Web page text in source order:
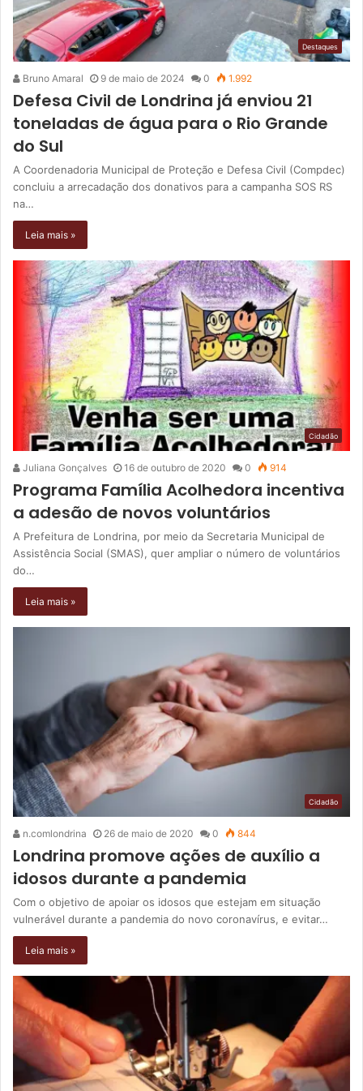
Destaques
Bruno Amaral 9 de maio de 2024 0 1.992
Defesa Civil de Londrina já enviou 21
toneladas de água para o Rio Grande
do Sul
A Coordenadoria Municipal de Proteção e Defesa Civil (Compdec)
concluiu a arrecadação dos donativos para a campanha SOS RS
na…
Leia mais »
Cidadão
Juliana Gonçalves 16 de outubro de 2020 0 914
Programa Família Acolhedora incentiva
a adesão de novos voluntários
A Prefeitura de Londrina, por meio da Secretaria Municipal de
Assistência Social (SMAS), quer ampliar o número de voluntários
do…
Leia mais »
Cidadão
n.comlondrina 26 de maio de 2020 0 844
Londrina promove ações de auxílio a
idosos durante a pandemia
Com o objetivo de apoiar os idosos que estejam em situação
vulnerável durante a pandemia do novo coronavírus, e evitar…
Leia mais »